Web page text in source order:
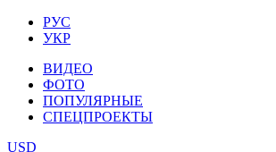
РУС
УКР
ВИДЕО
ФОТО
ПОПУЛЯРНЫЕ
СПЕЦПРОЕКТЫ
USD